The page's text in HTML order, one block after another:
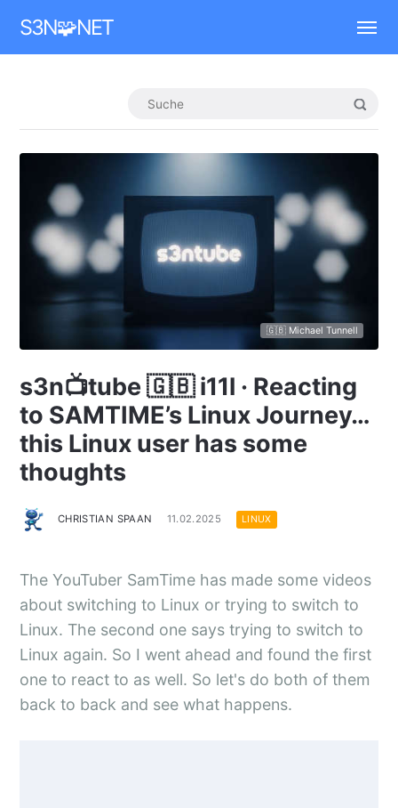
S3N🧩NET
🇬🇧 Michael Tunnell
s3n📺tube 🇬🇧 i11l · Reacting
to SAMTIME’s Linux Journey…
this Linux user has some
thoughts
CHRISTIAN SPAAN 11.02.2025 LINUX
The YouTuber SamTime has made some videos
about switching to Linux or trying to switch to
Linux. The second one says trying to switch to
Linux again. So I went ahead and found the first
one to react to as well. So let's do both of them
back to back and see what happens.